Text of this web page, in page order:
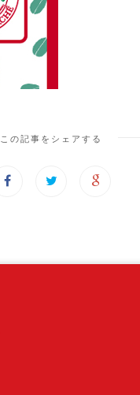
この記事をシェアする